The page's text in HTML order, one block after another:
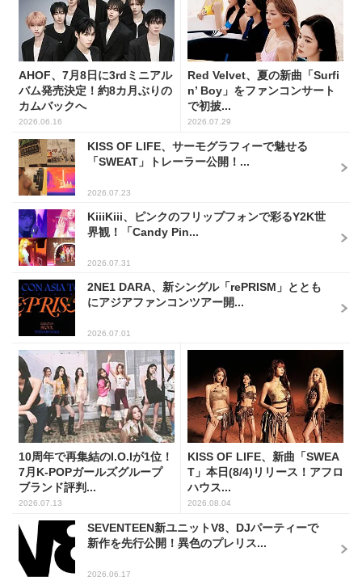
AHOF、7月8日に3rdミニアル
バム発売決定！約8カ月ぶりの
カムバックへ
2026.06.16
Red Velvet、夏の新曲「Surfi
n’ Boy」をファンコンサート
で初披...
2026.07.29
KISS OF LIFE、サーモグラフィーで魅せる
「SWEAT」トレーラー公開！...
2026.07.23
KiiiKiii、ピンクのフリップフォンで彩るY2K世
界観！「Candy Pin...
2026.07.31
2NE1 DARA、新シングル「rePRISM」ととも
にアジアファンコンツアー開...
2026.07.01
10周年で再集結のI.O.Iが1位！
7月K-POPガールズグループ
ブランド評判...
2026.07.13
KISS OF LIFE、新曲「SWEA
T」本日(8/4)リリース！アフロ
ハウス...
2026.08.04
SEVENTEEN新ユニットV8、DJパーティーで
新作を先行公開！異色のプレリス...
2026.06.17